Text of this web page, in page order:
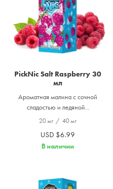
PickNic Salt Raspberry 30
мл
Ароматная малина с сочной
сладостью и ледяной...
20 мг / 40 мг
USD $6.99
В наличии